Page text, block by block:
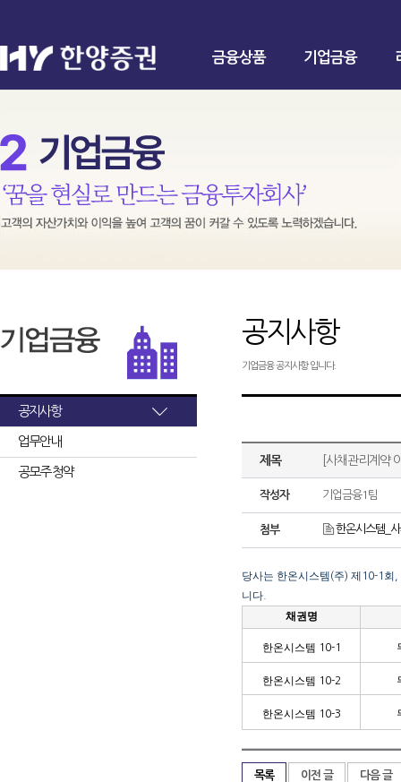
금융상품 기업금융
공지사항
업무안내
공모주 청약
공지사항
기업금융 공지사항 입니다.
제목 [사채관리계약
작성자 기업금융1팀
첨부 한온시스템_
당사는 한온시스템(주) 제 10-1 회
니다
채권명
한온시스템 10-1
한온시스템 10-2
한온시스템 10-3
목록 이전 글 다음 글